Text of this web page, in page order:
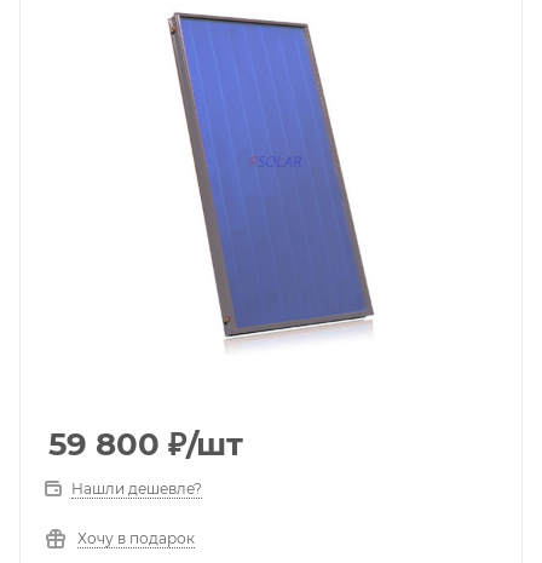
59 800 ₽/шт
Нашли дешевле?
Хочу в подарок